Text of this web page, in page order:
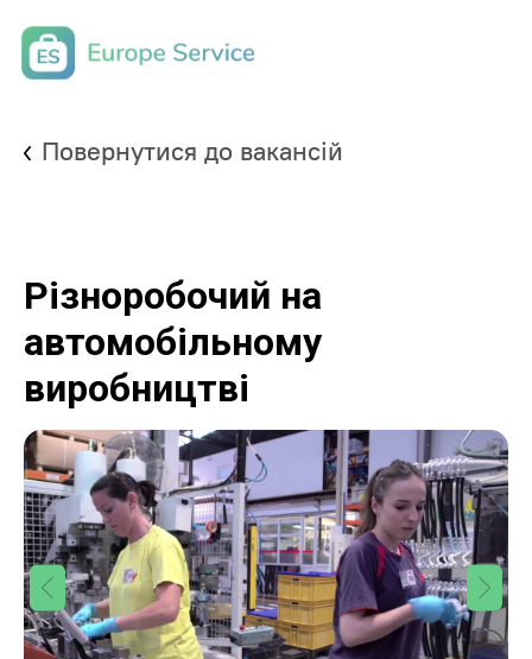
Повернутися до вакансій
Різноробочий на
автомобільному
виробництві